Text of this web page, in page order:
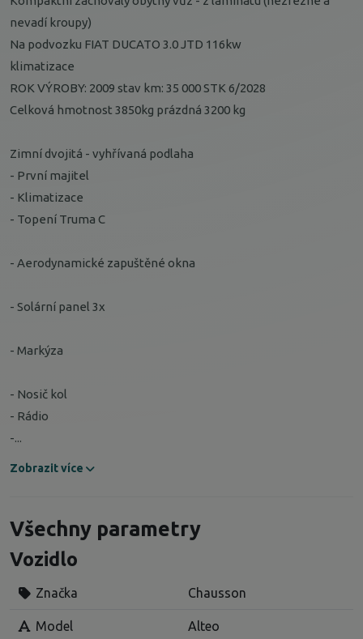
nevadí kroupy)
Na podvozku FIAT DUCATO 3.0 JTD 116kw
klimatizace
ROK VÝROBY: 2009 stav km: 35 000 STK 6/2028
Celková hmotnost 3850kg prázdná 3200 kg
Zimní dvojitá - vyhřívaná podlaha
- První majitel
- Klimatizace
- Topení Truma C
- Aerodynamické zapuštěné okna
- Solární panel 3x
- Markýza
- Nosič kol
- Rádio
-...
Zobrazit více
Všechny parametry
Vozidlo
Značka Chausson
Model Alteo